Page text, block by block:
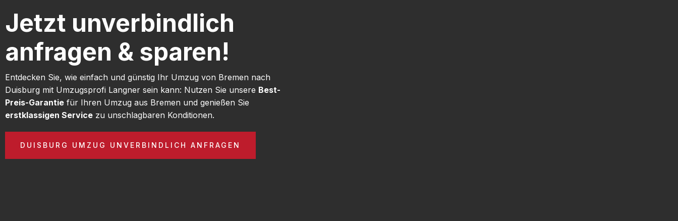
Jetzt unverbindlich
anfragen & sparen!
Entdecken Sie, wie einfach und günstig Ihr Umzug von Bremen nach
Duisburg mit Umzugsprofi Langner sein kann: Nutzen Sie unsere Best-
Preis-Garantie für Ihren Umzug aus Bremen und genießen Sie
erstklassigen Service zu unschlagbaren Konditionen.
DUISBURG UMZUG UNVERBINDLICH ANFRAGEN